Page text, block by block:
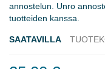
annostelun. Unro
tuotteiden kanssa.
SAATAVILLA